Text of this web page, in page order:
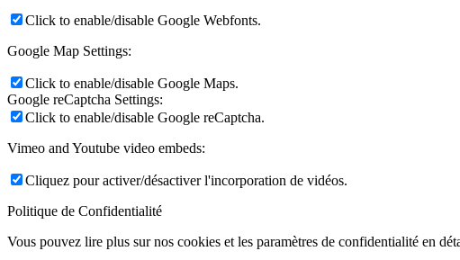
Click to enable/disable Google Webfonts.
Google Map Settings:
Click to enable/disable Google Maps.
Google reCaptcha Settings:
Click to enable/disable Google reCaptcha.
Vimeo and Youtube video embeds:
Cliquez pour activer/désactiver l'incorporation de vidéos.
Politique de Confidentialité
Vous pouvez lire plus sur nos cookies et les paramètres de confidentialité en